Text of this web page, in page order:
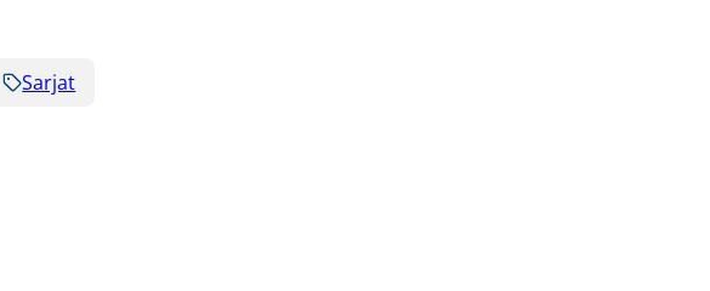
Sarjat